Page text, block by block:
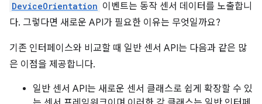
DeviceOrientation 이벤트는 동작 센서 데이터를 노출합니
다. 그렇다면 새로운 API가 필요한 이유는 무엇일까요?
기존 인터페이스와 비교할 때 일반 센서 API는 다음과 같은 많
은 이점을 제공합니다.
일반 센서 API는 새로운 센서 클래스로 쉽게 확장할 수 있